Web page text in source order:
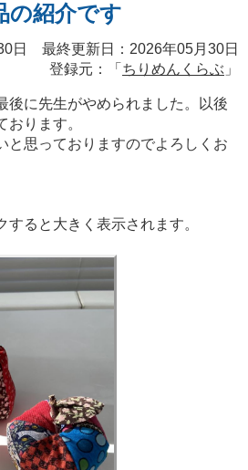
の紹介です
日 最終更新日：2026年05月30日
登録元：「 ちりめんくらぶ 」
後に先生がやめられました。以後
ります。
と思っておりますのでよろしくお
と大きく表示されます。